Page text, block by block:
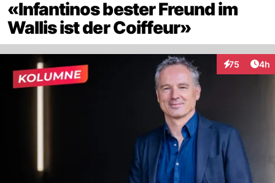
«Infantinos bester Freund im
Wallis ist der Coiffeur»
75
Interaktionen
4h